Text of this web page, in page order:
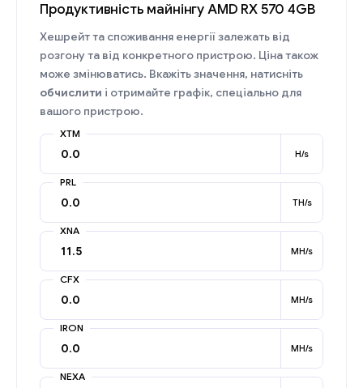
Продуктивність майнінгу AMD RX 570 4GB
Хешрейт та споживання енергії залежать від
розгону та від конкретного пристрою. Ціна також
може змінюватись. Вкажіть значення, натисніть
обчислити і отримайте графік, спеціально для
вашого пристрою.
XTM
H/s
PRL
TH/s
XNA
MH/s
CFX
MH/s
IRON
MH/s
NEXA